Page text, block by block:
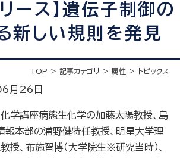
リース】遺伝子制御の
新しい規則を発見
TOP 記事カテゴリ 属性 トピックス
月26日
学講座病態生化学の加藤太陽教授、島
報本部の浦野健特任教授、明星大学理
授、布施智博（大学院生※研究当時）、